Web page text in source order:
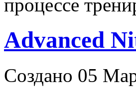
процессе
Advanced
Создано 05